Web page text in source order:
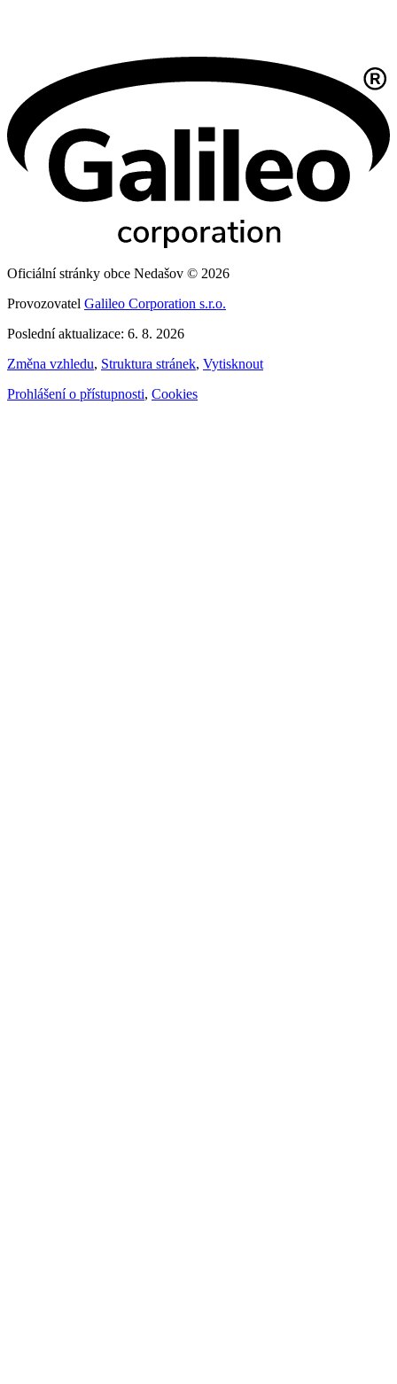
Oficiální stránky obce Nedašov © 2026
Provozovatel Galileo Corporation s.r.o.
Poslední aktualizace: 6. 8. 2026
Změna vzhledu, Struktura stránek, Vytisknout
Prohlášení o přístupnosti, Cookies